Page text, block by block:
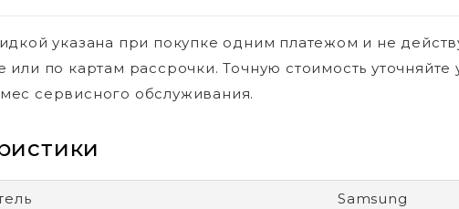
указана при покупке одним платежом и не
или по картам рассрочки. Точную стоимость
сервисного обслуживания.
Samsung